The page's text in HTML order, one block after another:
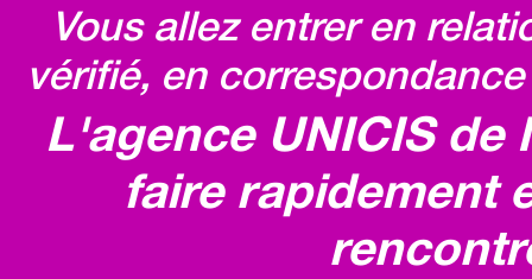
Vous allez entrer en
vérifié, en
L'agence UNICIS
faire rapidement